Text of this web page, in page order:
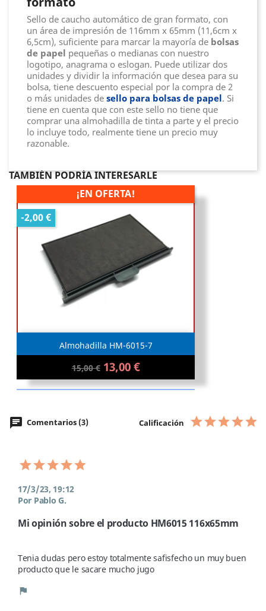
Sello de caucho automático de gran formato, con
un área de impresión de 116mm x 65mm (11,6cm x
6,5cm), suficiente para marcar la mayoría de bolsas
de papel pequeñas o medianas con nuestro
logotipo, anagrama o eslogan. Puede utilizar dos
unidades y dividir la información que desea para su
bolsa, tiene descuento especial por la compra de 2
o más unidades de sello para bolsas de papel. Si
tiene en cuenta que con este sello no tiene que
comprar una almohadilla de tinta a parte y el precio
lo incluye todo, realmente tiene un precio muy
razonable.
TAMBIÉN PODRÍA INTERESARLE
Almohadilla HM-6015-7
15,00 € 13,00 €
¡EN OFERTA!
-2,00 €
chat Comentarios (3) Calificación
17/3/23, 19:12
Por Pablo G.
Mi opinión sobre el producto HM6015 116x65mm
Tenia dudas pero estoy totalmente safisfecho un muy buen
producto que le sacare mucho jugo
flag